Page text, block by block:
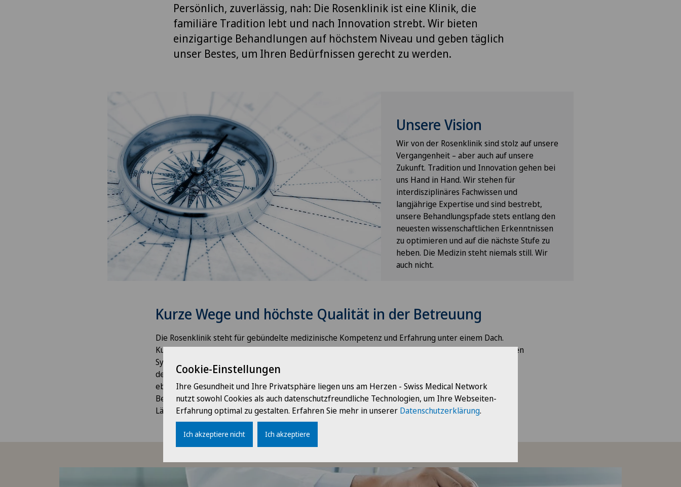
Persönlich, zuverlässig, nah: Die Rosenklinik ist eine Klinik, die
familiäre Tradition lebt und nach Innovation strebt. Wir bieten
einzigartige Behandlungen auf höchstem Niveau und geben täglich
unser Bestes, um Ihren Bedürfnissen gerecht zu werden.
Unsere Vision
Wir von der Rosenklinik sind stolz auf unsere
Vergangenheit – aber auch auf unsere
Zukunft. Tradition und Innovation gehen bei
uns Hand in Hand. Wir stehen für
interdisziplinäres Fachwissen und
langjährige Expertise und sind bestrebt,
unsere Behandlungspfade stets entlang den
neuesten wissenschaftlichen Erkenntnissen
zu optimieren und auf die nächste Stufe zu
heben. Die Medizin steht niemals still. Wir
auch nicht.
Kurze Wege und höchste Qualität in der Betreuung
Die Rosenklinik steht für gebündelte medizinische Kompetenz und Erfahrung unter einem Dach.
Kurze Wege und der enge interdisziplinäre Austausch zwischen allen Partnern und Teams garantieren
Synergien und höchste Qualität in der Betreuung. Wir leben und pflegen eine familiäre Atmosphäre
des Vertrauens und der Sicherheit. Unser hervorragend ausgebildetes Pflegepersonal betreut Sie
ebenso persönlich und behutsam wie unsere Ärztinnen und Ärzte. Unser oberstes Ziel ist es, Ihre
Bedürfnisse und Anliegen umfassend wahrzunehmen und darauf einzugehen. Wir halten immer ein
Lächeln für Sie bereit – und wollen auch Ihnen ein Lächeln aufs Gesicht zaubern.
Cookie-Einstellungen
Ihre Gesundheit und Ihre Privatsphäre liegen uns am Herzen - Swiss Medical Network
nutzt sowohl Cookies als auch datenschutzfreundliche Technologien, um Ihre Webseiten-
Erfahrung optimal zu gestalten. Erfahren Sie mehr in unserer Datenschutzerklärung.
Ich akzeptiere nicht Ich akzeptiere